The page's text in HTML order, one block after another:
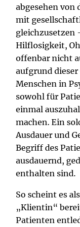
abgesehen von
mit
gleichzusetzen
Hilflosigkeit,
offenbar nicht
aufgrund dieser
Menschen in
sowohl für
einmal
machen. Ein
Ausdauer und
Begriff des
ausdauernd,
enthalten sind.
So scheint es
„Klientin“
Patienten